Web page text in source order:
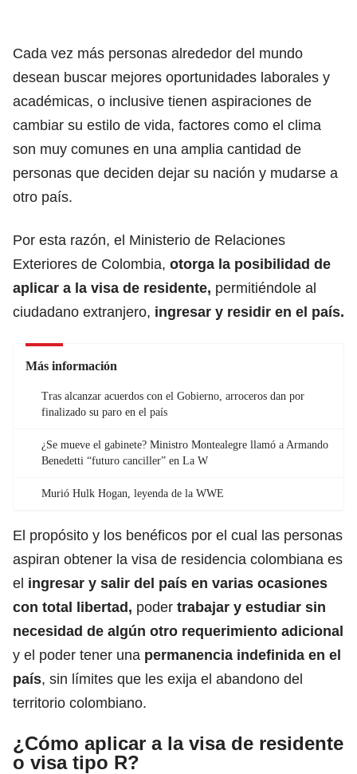
Cada vez más personas alrededor del mundo
desean buscar mejores oportunidades laborales y
académicas, o inclusive tienen aspiraciones de
cambiar su estilo de vida, factores como el clima
son muy comunes en una amplia cantidad de
personas que deciden dejar su nación y mudarse a
otro país.
Por esta razón, el Ministerio de Relaciones
Exteriores de Colombia, otorga la posibilidad de
aplicar a la visa de residente, permitiéndole al
ciudadano extranjero, ingresar y residir en el país.
Más información
Tras alcanzar acuerdos con el Gobierno, arroceros dan por
finalizado su paro en el país
¿Se mueve el gabinete? Ministro Montealegre llamó a Armando
Benedetti “futuro canciller” en La W
Murió Hulk Hogan, leyenda de la WWE
El propósito y los benéficos por el cual las personas
aspiran obtener la visa de residencia colombiana es
el ingresar y salir del país en varias ocasiones
con total libertad, poder trabajar y estudiar sin
necesidad de algún otro requerimiento adicional
y el poder tener una permanencia indefinida en el
país, sin límites que les exija el abandono del
territorio colombiano.
¿Cómo aplicar a la visa de residente
o visa tipo R?